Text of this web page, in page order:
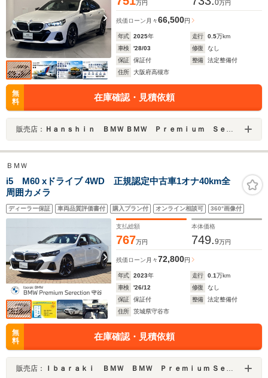
万円 0万円
残価ローン 月々66,500円
年式 2025年 走行 0.5万km
車検
'28/03 修復
なし
保証
保証付 整備
法定整備付
住所
大阪府高槻市
無
料
在庫確認・見積依頼
販売店： Ｈａｎｓｈｉｎ ＢＭＷ ＢＭＷ Ｐｒｅｍｉｕｍ Ｓｅｌｅｃｔｉｏｎ 高槻
ＢＭＷ
i5 M60 xドライブ 4WD 正規認定中古車1オナ40km全
周囲カメラ
ディーラー保証 車両品質評価書付 購入プラン付 オンライン相談可 360°画像付
支払総額
767万円
本体価格
749.9万円
残価ローン 月々72,800円
年式 2023年 走行 0.1万km
車検
'26/12 修復
なし
保証
保証付 整備
法定整備付
住所
茨城県守谷市
無
料
在庫確認・見積依頼
販売店： Ｉｂａｒａｋｉ ＢＭＷ ＢＭＷ Ｐｒｅｍｉｕｍ Ｓｅｌｅｃｔｉｏｎ 守谷／（株）モトーレンレピオ